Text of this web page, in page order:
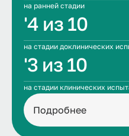
на ранней стадии
'4 из 10
на стадии доклинических
'3 из 10
на стадии клинических
Подробнее